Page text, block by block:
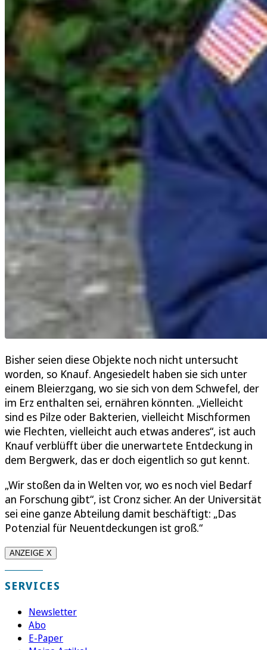
Bisher seien diese Objekte noch nicht untersucht
worden, so Knauf. Angesiedelt haben sie sich unter
einem Bleierzgang, wo sie sich von dem Schwefel, der
im Erz enthalten sei, ernähren könnten. „Vielleicht
sind es Pilze oder Bakterien, vielleicht Mischformen
wie Flechten, vielleicht auch etwas anderes“, ist auch
Knauf verblüfft über die unerwartete Entdeckung in
dem Bergwerk, das er doch eigentlich so gut kennt.
„Wir stoßen da in Welten vor, wo es noch viel Bedarf
an Forschung gibt“, ist Cronz sicher. An der Universität
sei eine ganze Abteilung damit beschäftigt: „Das
Potenzial für Neuentdeckungen ist groß.“
ANZEIGE X
SERVICES
Newsletter
Abo
E-Paper